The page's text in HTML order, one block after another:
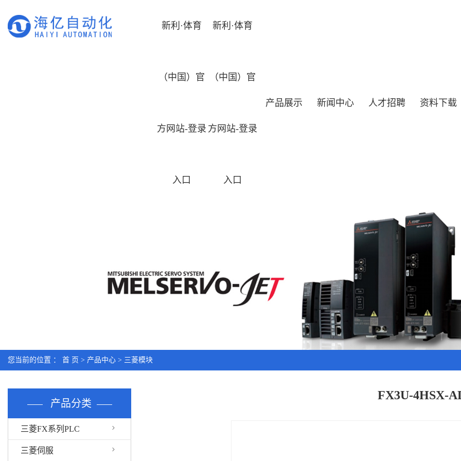
新利·体育
（中国）官
方网站-登录
入口
新利·体育
（中国）官
方网站-登录
入口
产品展示 新闻中心 人才招聘 资料下载
您当前的位置 ： 首 页 > 产品中心 > 三菱模块
产品分类
三菱FX系列PLC
三菱伺服
FX3U-4HSX-